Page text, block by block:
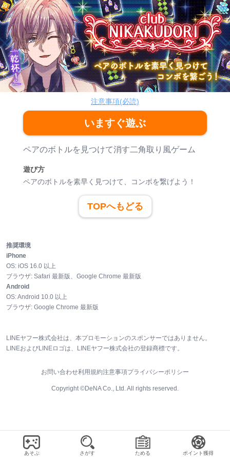
club「NIKAKUDORI」
ボードゲーム
注意事項(必読)
いますぐ遊ぶ
ゲーム紹介
ペアのボトルを見つけて消す二角取り風ゲーム
遊び方
ペアのボトルを素早く見つけて、コンボを繋げよう！
TOPへもどる
推奨環境
iPhone
OS: iOS 16.0 以上
ブラウザ: Safari 最新版、Google Chrome 最新版
Android
OS:Android 10.0 以上
ブラウザ: Google Chrome 最新版
LINEヤフー株式会社は、本プロモーションのスポンサーではありません。
LINEおよびLINEロゴは、LINEヤフー株式会社の登録商標です。
お問い合わせ利用規約注意事項プライバシーポリシー
Copyright ©DeNA Co., Ltd. All rights reserved.
あそぶ さがす ためる ポイント獲得